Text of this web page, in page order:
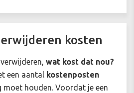
kosten
wat kost dat nou?
een aantal kostenposten
moet houden. Voordat je een